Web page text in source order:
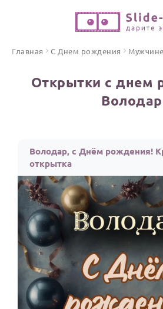
Открытки
Стихи и тексты
ПРАЗДНИКИ
С Днем рождения
Юбилей
Свадьба
Выпускной
HOT
Календарь праздников
ИНСТРУМЕНТЫ
ОТЗЫВЫ
Главная С Днем рождения Мужчине
Открытки с днем
Володар
Володар, с Днём рождения!
открытка